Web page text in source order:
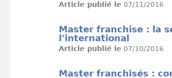
Article publié le 07/11/2016
Master franchise : la
l'international
Article publié le 07/10/2016
Master franchisés :